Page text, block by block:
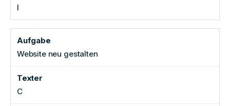
I
Website neu gestalten
C